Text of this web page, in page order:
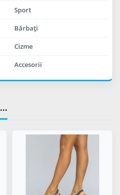
Sport
Bărbaţi
Cizme
Accesorii